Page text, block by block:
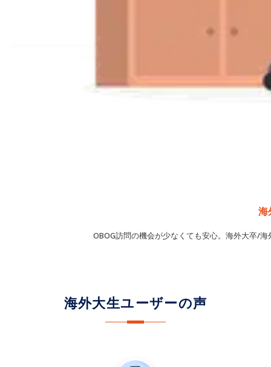
海
OBOG訪問の機会が少なくても安心。海外大卒/
海外大生ユーザーの声